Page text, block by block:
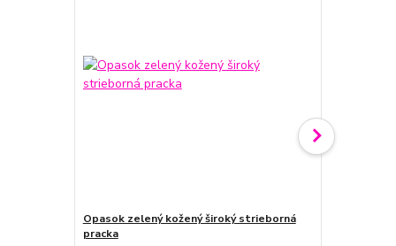
Opasok zelený kožený široký strieborná
pracka